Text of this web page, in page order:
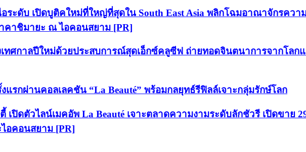
ระดับ เปิดบูติคใหม่ที่ใหญ่ที่สุดใน South East Asia พลิกโฉมอาณาจักรควา
คาชิมายะ ณ ไอคอนสยาม [PR]
ทศกาลปีใหม่ด้วยประสบการณ์สุดเอ็กซ์คลูซีฟ ถ่ายทอดจินตนาการจากโลก
รกผ่านคอลเลคชัน “La Beauté” พร้อมกลยุทธ์รีฟิลล์เจาะกลุ่มรักษ์โลก
เปิดตัวไลน์เมคอัพ La Beauté เจาะตลาดความงามระดับลักชัวรี เปิดขาย
อคอนสยาม [PR]